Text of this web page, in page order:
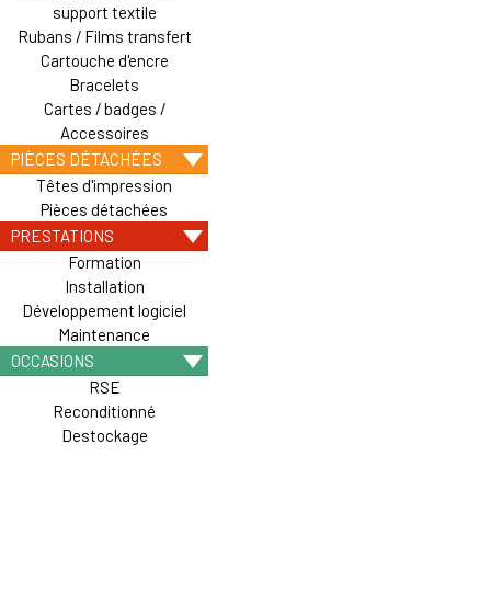
support textile
Rubans / Films transfert
Cartouche d'encre
Bracelets
Cartes / badges /
Accessoires
PIÈCES DÉTACHÉES
Têtes d'impression
Pièces détachées
PRESTATIONS
Formation
Installation
Développement logiciel
Maintenance
OCCASIONS
RSE
Reconditionné
Destockage